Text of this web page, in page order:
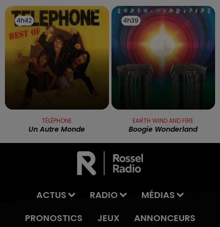
4h42
4h42
TÉLÉPHONE
Un Autre Monde
4h39
4h39
EARTH WIND AND FIRE
Boogie Wonderland
ACTUS RADIO
MÉDIAS
PRONOSTICS
JEUX ANNONCEURS